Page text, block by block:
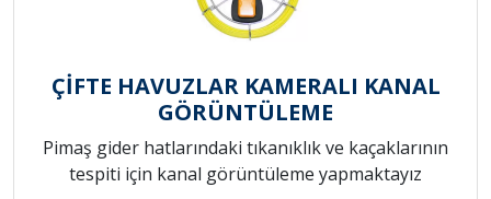
ÇİFTE HAVUZLAR KAMERALI KANAL
GÖRÜNTÜLEME
Pimaş gider hatlarındaki tıkanıklık ve kaçaklarının
tespiti için kanal görüntüleme yapmaktayız